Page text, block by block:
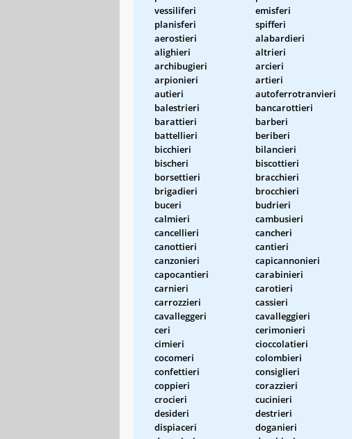
vessiliferi
emisferi
planisferi
spifferi
aerostieri
alabardieri
alighieri
altrieri
archibugieri
arcieri
arpionieri
artieri
autieri
autoferrotranvieri
balestrieri
bancarottieri
barattieri
barberi
battellieri
beriberi
bicchieri
bilancieri
bischeri
biscottieri
borsettieri
bracchieri
brigadieri
brocchieri
buceri
budrieri
calmieri
cambusieri
cancellieri
cancheri
canottieri
cantieri
canzonieri
capicannonieri
capocantieri
carabinieri
carnieri
carotieri
carrozzieri
cassieri
cavalleggeri
cavalleggieri
ceri
cerimonieri
cimieri
cioccolatieri
cocomeri
colombieri
confettieri
consiglieri
coppieri
corazzieri
crocieri
cucinieri
desideri
destrieri
dispiaceri
doganieri